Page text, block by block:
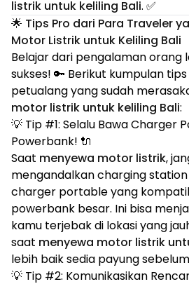
listrik untuk keliling Bali. ✅
🌟 Tips Pro dari Para Traveler
Motor Listrik untuk Keliling Bali
Belajar dari pengalaman orang
sukses! 🔑 Berikut kumpulan
petualang yang sudah
motor listrik untuk keliling Bali:
💡 Tip #1: Selalu Bawa Charger
Powerbank! 🔌
Saat menyewa motor listrik,
mengandalkan charging
charger portable yang
powerbank besar. Ini bisa
kamu terjebak di lokasi yang
saat menyewa motor listrik
lebih baik sedia payung
💡 Tip #2: Komunikasikan